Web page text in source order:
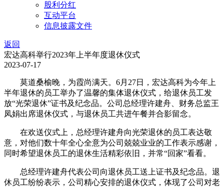
股利分红
互动平台
信息披露文件
返回
宏达高科举行2023年上半年度退休仪式
2023-07-17
莫道桑榆晚，为霞尚满天。6月27日，宏达高科为今年上
半年退休的员工举办了温馨的集体退休仪式，给退休员工发
放“光荣退休”证书及纪念品。公司总经理许建舟、财务总监王
凤娟出席退休仪式，与退休员工共进午餐并合影留念。
在欢送仪式上，总经理许建舟向光荣退休的员工表达敬
意，对他们数十年全心全意为公司兢兢业业的工作表示感谢，
同时希望退休员工的退休生活精彩依旧，并常“回家”看看。
总经理许建舟代表公司向退休员工送上证书及纪念品。退
休员工纷纷表示，公司精心安排的退休仪式，体现了公司对老